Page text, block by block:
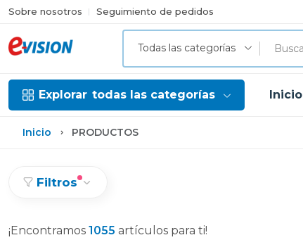
Sobre nosotros Seguimiento de pedidos
Todas las categorías
Explorar todas las categorías Inicio
Inicio PRODUCTOS
Filtros
¡Encontramos 1055 artículos para ti!